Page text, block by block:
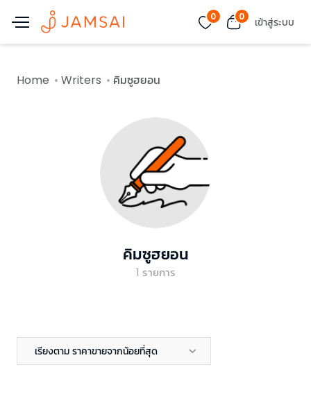
0 0 เข้าสู่ระบบ
Home Writers คิมซูฮยอน
คิมซูฮยอน
1 รายการ
เรียงตาม ราคาขายจากน้อยที่สุด